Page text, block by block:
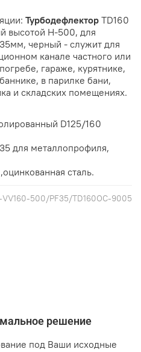
VV160-500/PF35/TD160OC-9005
Турбодефлектор TD160
высотой Н-500, для
черный - служит для
канале частного или
гараже, курятнике,
в парилке бани,
и складских помещениях.
D125/160
для металлопрофиля,
сталь.
решение
под Ваши исходные